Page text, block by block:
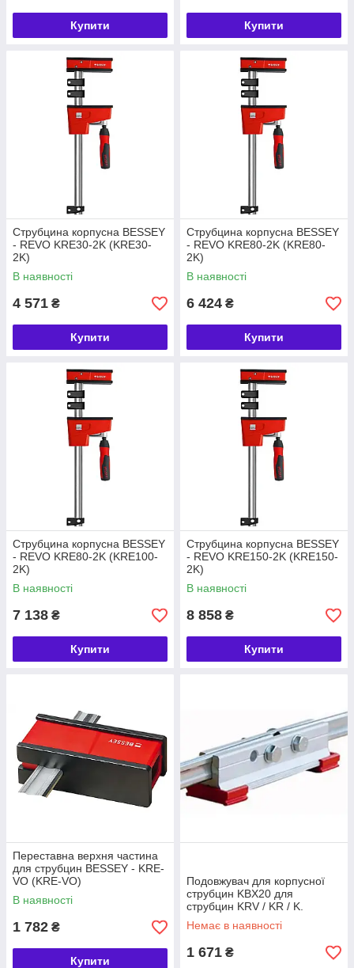
Купити Купити
Струбцина корпусна BESSEY
- REVO KRE30-2K (KRE30-
2K)
В наявності
4 571 ₴
Купити
Струбцина корпусна BESSEY
- REVO KRE80-2K (KRE80-
2K)
В наявності
6 424 ₴
Купити
Струбцина корпусна BESSEY
- REVO KRE80-2K (KRE100-
2K)
В наявності
7 138 ₴
Купити
Струбцина корпусна BESSEY
- REVO KRE150-2K (KRE150-
2K)
В наявності
8 858 ₴
Купити
Переставна верхня частина
для струбцин BESSEY - KRE-
VO (KRE-VO)
В наявності
1 782 ₴
Купити
Подовжувач для корпусної
струбцин KBX20 для
струбцин KRV / KR / K.
BESSEY ( БЕССЕЙ )
Немає в наявності
1 671 ₴